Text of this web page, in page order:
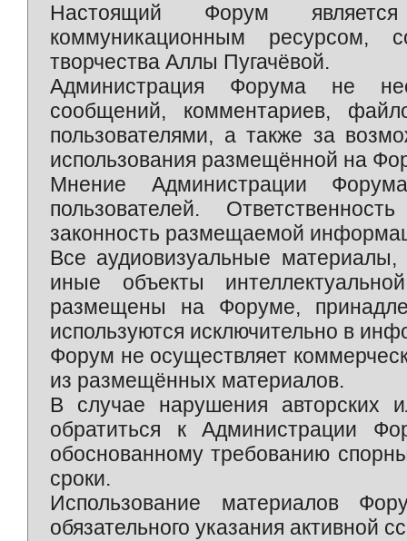
Настоящий Форум является
коммуникационным ресурсом,
творчества Аллы Пугачёвой.
Администрация Форума не
сообщений, комментариев,
пользователями, а также за
использования размещённой на
Мнение Администрации
пользователей.
законность размещаемой
Все аудиовизуальные
иные объекты
размещены на Форуме,
используются исключительно в
Форум не осуществляет
из размещённых материалов.
В случае нарушения авторских
обратиться к Администрации
обоснованному требованию
сроки.
Использование материалов
обязательного указания активной